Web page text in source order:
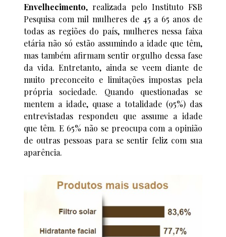
Envelhecimento, realizada pelo Instituto FSB
Pesquisa com mil mulheres de 45 a 65 anos de
todas as regiões do país, mulheres nessa faixa
etária não só estão assumindo a idade que têm,
mas também afirmam sentir orgulho dessa fase
da vida. Entretanto, ainda se veem diante de
muito preconceito e limitações impostas pela
própria sociedade. Quando questionadas se
mentem a idade, quase a totalidade (95%) das
entrevistadas respondeu que assume a idade
que têm. E 65% não se preocupa com a opinião
de outras pessoas para se sentir feliz com sua
aparência.